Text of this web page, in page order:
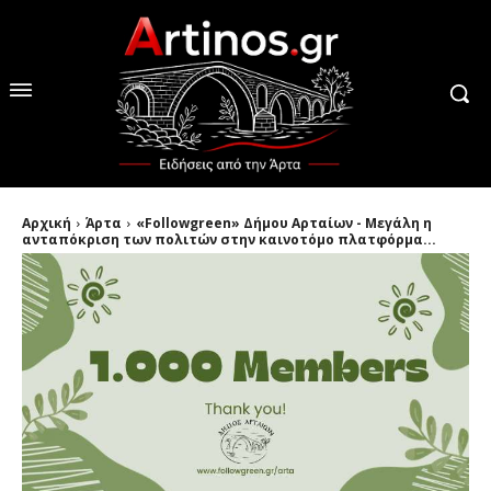
Αρχική Άρτα
«Followgreen» Δήμου Αρταίων - Μεγάλη η
ανταπόκριση των πολιτών στην καινοτόμο πλατφόρμα...